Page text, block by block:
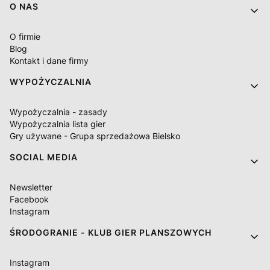
O NAS
O firmie
Blog
Kontakt i dane firmy
WYPOŻYCZALNIA
Wypożyczalnia - zasady
Wypożyczalnia lista gier
Gry używane - Grupa sprzedażowa Bielsko
SOCIAL MEDIA
Newsletter
Facebook
Instagram
ŚRODOGRANIE - KLUB GIER PLANSZOWYCH
Instagram